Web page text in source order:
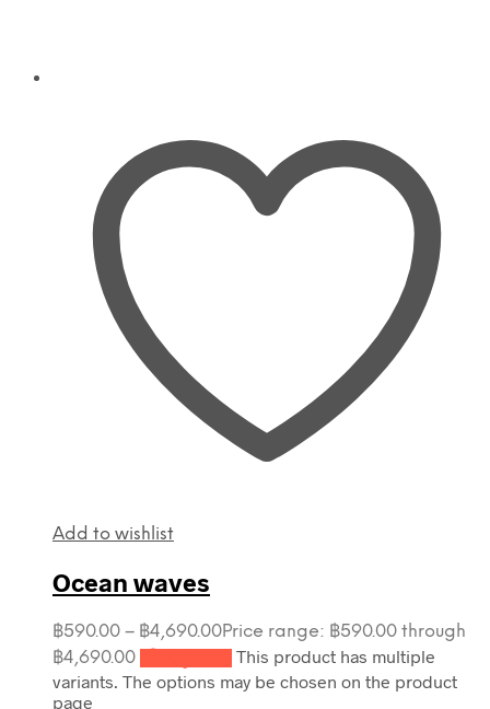
Add to wishlist
Ocean waves
฿590.00 – ฿4,690.00Price range: ฿590.00 through
฿4,690.00
This product has multiple
variants. The options may be chosen on the product
page